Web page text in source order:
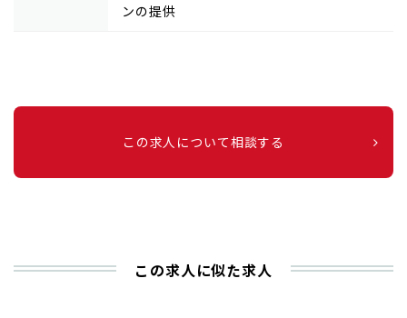
ンの提供
この求人について相談する
この求人に似た求人